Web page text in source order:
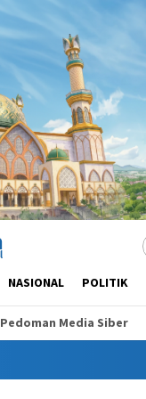
NASIONAL POLITIK
Pedoman Media Siber